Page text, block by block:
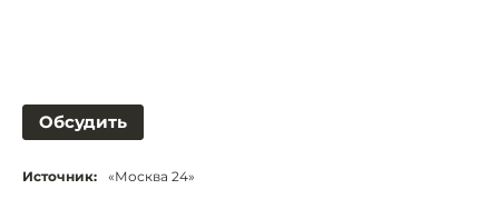
Обсудить
Источник: «Москва 24»